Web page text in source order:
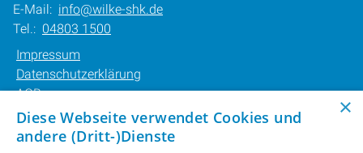
E-Mail: info@wilke-shk.de
Tel.: 04803 1500
Impressum
Datenschutzerklärung
AGB
Barrierefreiheitserklärung
×
Diese Webseite verwendet Cookies und
andere (Dritt-)Dienste